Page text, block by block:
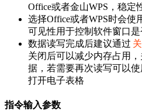
Office或者金山WPS，稳定
选择Office或者WPS时会使
可见性用于控制软件窗口
数据读写完成后建议通过
关闭后可以减少内存占用
据，若需要再次读写可以使
打开电子表格
指令输入参数